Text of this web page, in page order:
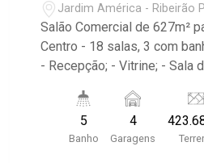
Jardim América - Ribeirão
Salão Comercial de 627m²
Centro - 18 salas, 3 com
- Recepção; - Vitrine; - Sala
- Próximo ao Shopping
Fitness e Savegnago
5
Banho
4
Garagens